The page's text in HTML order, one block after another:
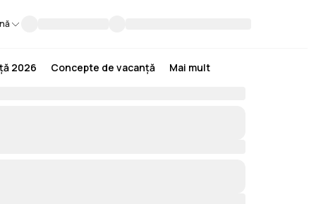
2026 Concepte de vacanță Mai mult